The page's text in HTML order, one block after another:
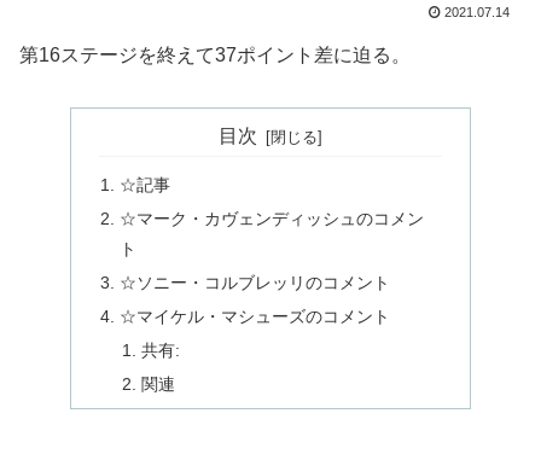
2021.07.14
第16ステージを終えて37ポイント差に迫る。
目次
☆記事
☆マーク・カヴェンディッシュのコメン
ト
☆ソニー・コルブレッリのコメント
☆マイケル・マシューズのコメント
共有:
関連